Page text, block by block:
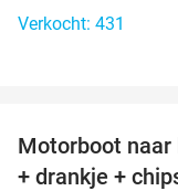
Verkocht: 431
Motorboot naar
+ drankje +